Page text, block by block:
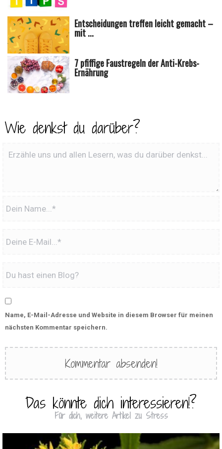
Entscheidungen treffen leicht gemacht –
mit ...
7 pfiffige Faustregeln der Anti-Krebs-
Ernährung
Wie denkst du darüber?
Name, E-Mail-Adresse und Website in diesem Browser für meinen
nächsten Kommentar speichern.
Das könnte dich interessieren!?
Für dich, weitere Artikel zu Stress